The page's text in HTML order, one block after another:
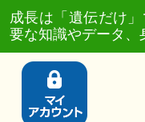
成長は「遺伝だけ
要な知識やデータ